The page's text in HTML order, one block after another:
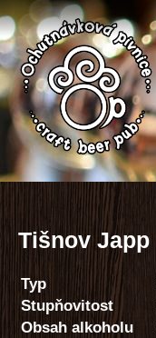
Tišnov Japp
Typ
Stupňovitost
Obsah alkoholu